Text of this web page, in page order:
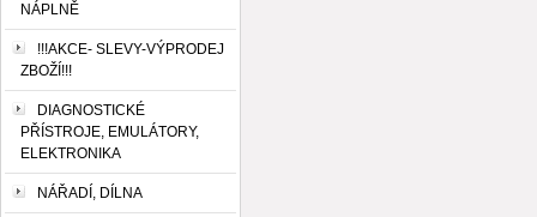
NÁPLNĚ
!!!AKCE- SLEVY-VÝPRODEJ
ZBOŽÍ!!!
DIAGNOSTICKÉ
PŘÍSTROJE, EMULÁTORY,
ELEKTRONIKA
NÁŘADÍ, DÍLNA